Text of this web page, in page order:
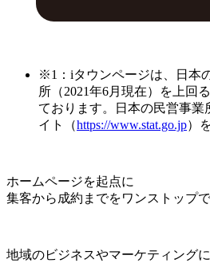
※1：iタウンページは、日本
所（2021年6月現在）を上回
ております。日本の民営事業
イト（https://www.stat.go.jp）
ホームページを起点に
集客から成約までをワンストップ
地域のビジネスやマーケティング